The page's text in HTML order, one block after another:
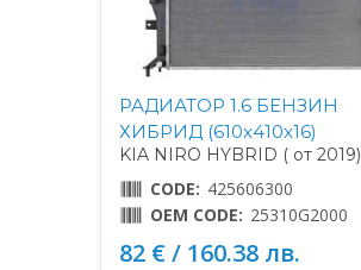
РАДИАТОР 1.6 БЕНЗИН
ХИБРИД (610x410x16)
KIA NIRO HYBRID ( от 2019)
CODE: 425606300
OEM CODE: 25310G2000
82 € / 160.38 лв.